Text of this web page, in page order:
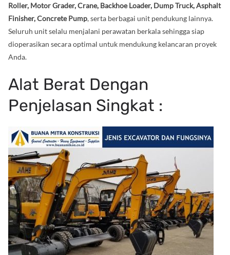
Roller, Motor Grader, Crane, Backhoe Loader, Dump Truck, Asphalt
Finisher, Concrete Pump, serta berbagai unit pendukung lainnya.
Seluruh unit selalu menjalani perawatan berkala sehingga siap
dioperasikan secara optimal untuk mendukung kelancaran proyek
Anda.
Alat Berat Dengan
Penjelasan Singkat :